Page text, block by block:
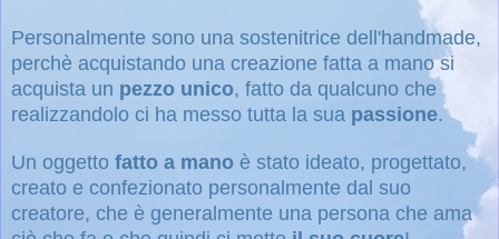
Personalmente sono una sostenitrice dell'handmade,
perchè acquistando una creazione fatta a mano si
acquista un pezzo unico, fatto da qualcuno che
realizzandolo ci ha messo tutta la sua passione.
Un oggetto fatto a mano è stato ideato, progettato,
creato e confezionato personalmente dal suo
creatore, che è generalmente una persona che ama